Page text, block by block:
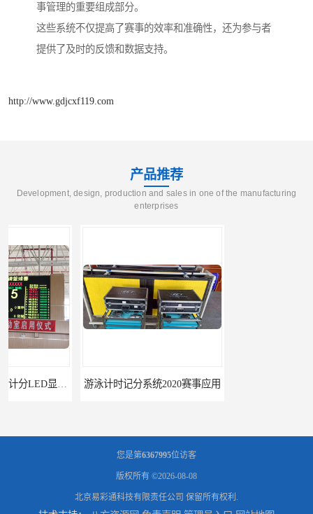
事管理的重要组成部分。
这些系统不仅提高了赛事的效率和准确性，还为参与者
提供了及时的反馈和数据支持。
http://www.gdjcxf119.com
产品推荐
Development, design, production and sales in one of the manufacturing
enterprises
游泳计时记分系统2020赛事应用 游泳计时系统赛事2020新研发
您是第6367995位访客
版权所有 ©2026-08-08
北京易彩通科技有限责任公司 保留所有权利.